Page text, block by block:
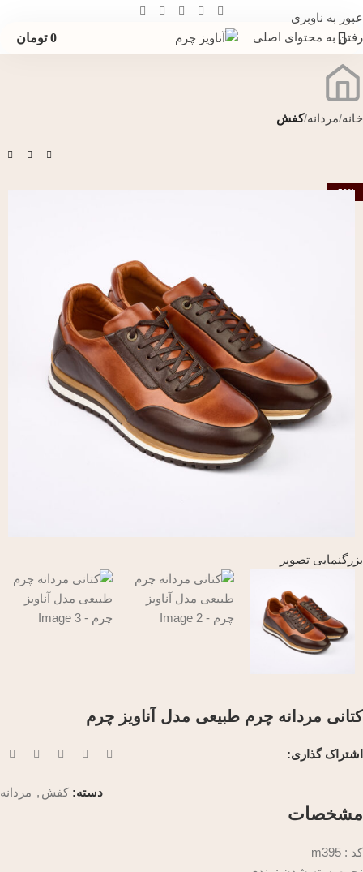
عبور به ناوبری
رفتن به محتوای اصلی
0 تومان
خانه مردانه کفش
-50%
بزرگنمایی تصویر
کتانی مردانه چرم طبیعی مدل آناویز چرم
اشتراک گذاری:
دسته: کفش , مردانه
مشخصات
کد : m395